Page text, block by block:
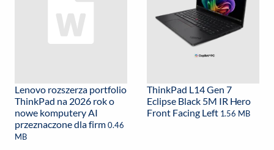
Lenovo rozszerza portfolio
ThinkPad na 2026 rok o
nowe komputery AI
przeznaczone dla firm0.46
MB
ThinkPad L14 Gen 7
Eclipse Black 5M IR Hero
Front Facing Left 1.56 MB